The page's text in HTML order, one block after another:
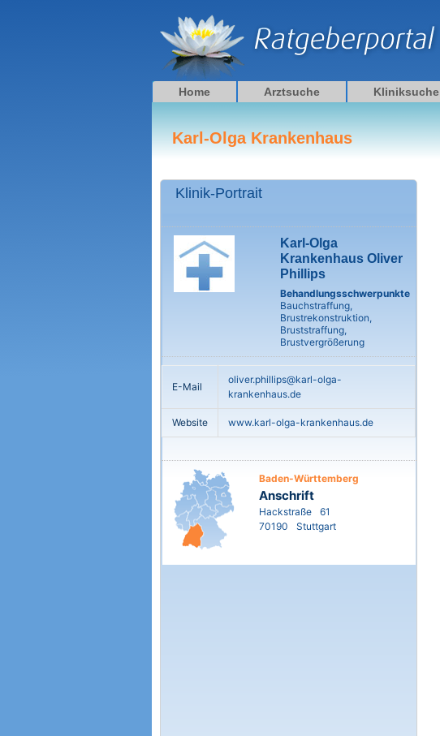
Home Arztsuche Kliniksuche
Karl-Olga Krankenhaus
Klinik-Portrait
Karl-Olga
Krankenhaus Oliver
Phillips
Behandlungsschwerpunkte
Bauchstraffung,
Brustrekonstruktion,
Bruststraffung,
Brustvergrößerung
E-Mail
oliver.phillips@karl-olga-
krankenhaus.de
Website www.karl-olga-krankenhaus.de
Baden-Württemberg
Anschrift
Hackstraße
61
70190
Stuttgart